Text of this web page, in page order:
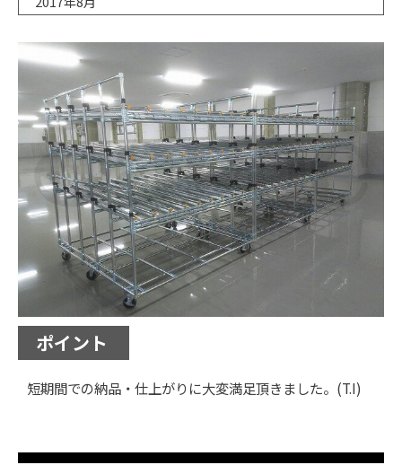
ポイント
短期間での納品・仕上がりに大変満足頂きました。(T.I)